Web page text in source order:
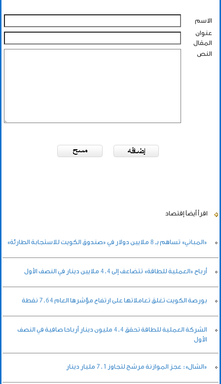
الاسم
عنوان
المقال
النص
اقرأ أيضاً إقتصاد
«المباني» تساهم بـ 8 ملايين دولار في «صندوق الكويت للاستجابة الطارئة»
أرباح «العملية للطاقة» تتضاعف إلى 4.4 ملايين دينار في النصف الأول
بورصة الكويت تغلق تعاملاتها على ارتفاع مؤشرها العام 7.64 نقطة
الشركة العملية للطاقة تحقق 4.4 مليون دينار أرباحا صافية في النصف
الأول
«الشال»: عجز الموازنة مرشح لتجاوز 7.1 مليار دينار